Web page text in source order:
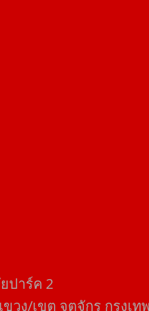
ปาร์ค​ 2
วง/เขต​ จตุจักร​ กรุงเท